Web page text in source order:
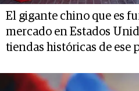
El gigante chino que es
mercado en Estados
tiendas históricas de ese